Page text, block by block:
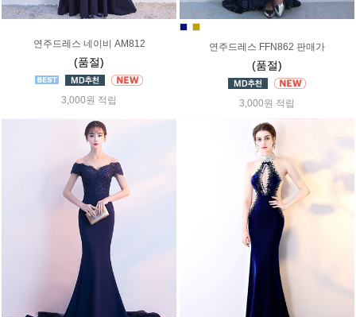
연주드레스 네이비 AM812
(품절)
3,000원 적립
연주드레스 FFN862 판매가
(품절)
3,000원 적립